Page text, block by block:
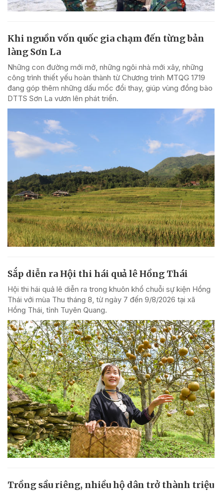
Khi nguồn vốn quốc gia chạm đến từng bản
làng Sơn La
Những con đường mới mở, những ngôi nhà mới xây, những
công trình thiết yếu hoàn thành từ Chương trình MTQG 1719
đang góp thêm những dấu mốc đổi thay, giúp vùng đồng bào
DTTS Sơn La vươn lên phát triển.
Sắp diễn ra Hội thi hái quả lê Hồng Thái
Hội thi hái quả lê diễn ra trong khuôn khổ chuỗi sự kiện Hồng
Thái với mùa Thu tháng 8, từ ngày 7 đến 9/8/2026 tại xã
Hồng Thái, tỉnh Tuyên Quang.
Trồng sầu riêng, nhiều hộ dân trở thành triệu